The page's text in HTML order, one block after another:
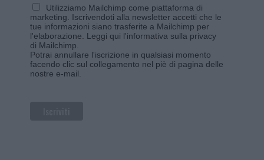
Utilizziamo Mailchimp come piattaforma di
marketing. Iscrivendoti alla newsletter accetti che le
tue informazioni siano trasferite a Mailchimp per
l'elaborazione. Leggi qui l'informativa sulla privacy
di Mailchimp
Potrai annullare l'iscrizione in qualsiasi momento
facendo clic sul collegamento nel piè di pagina delle
nostre e-mail.